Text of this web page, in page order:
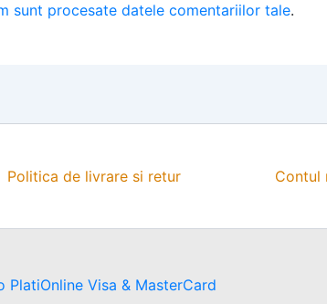
sunt procesate datele comentariilor tale.
Politica de livrare si retur Contul